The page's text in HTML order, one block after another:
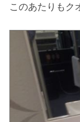
このあたりもク